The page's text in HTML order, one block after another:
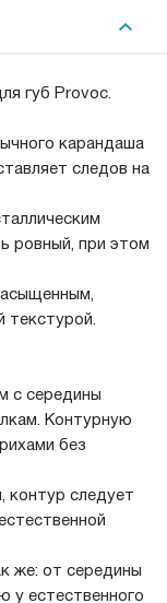
губ Provoc.
карандаша
следов на
ровный, при этом
текстурой.
с середины
Контурную
без
контур следует
же: от середины
у естественного